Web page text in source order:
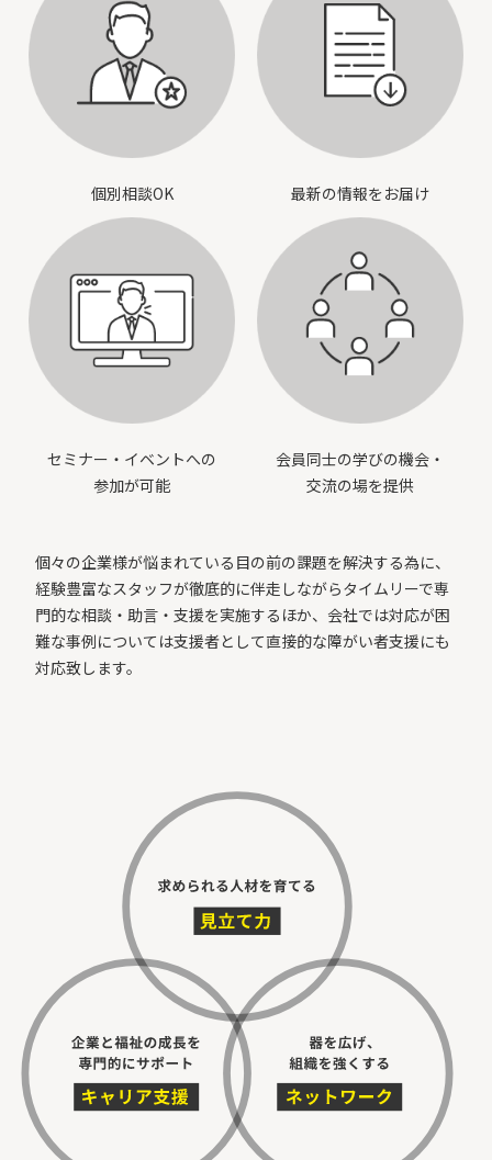
個別相談OK 最新の情報をお届け
セミナー・イベントへの
参加が可能
会員同士の学びの機会・
交流の場を提供
個々の企業様が悩まれている目の前の課題を解決する為に、
経験豊富なスタッフが徹底的に伴走しながらタイムリーで専
門的な相談・助言・支援を実施するほか、会社では対応が困
難な事例については支援者として直接的な障がい者支援にも
対応致します。